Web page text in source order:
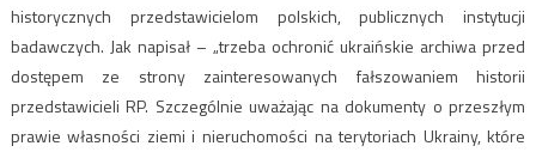
historycznych przedstawicielom polskich, publicznych instytucji
badawczych. Jak napisał – „trzeba ochronić ukraińskie archiwa przed
dostępem ze strony zainteresowanych fałszowaniem historii
przedstawicieli RP. Szczególnie uważając na dokumenty o przeszłym
prawie własności ziemi i nieruchomości na terytoriach Ukrainy, które